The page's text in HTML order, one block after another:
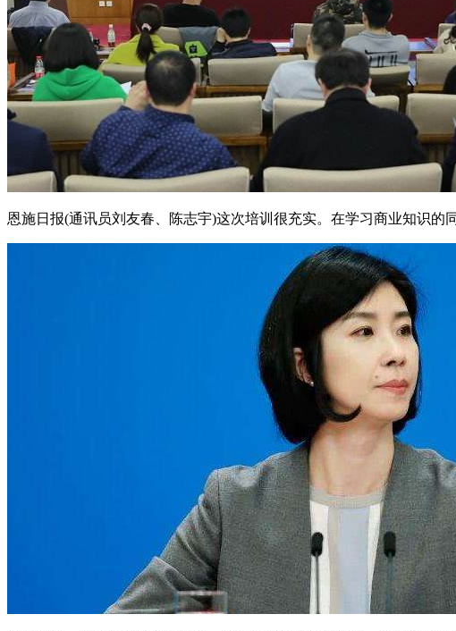
恩施日报(通讯员刘友春、陈志宇)这次培训很充实。在学习商业知识